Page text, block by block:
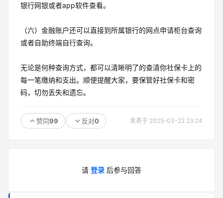
银行网银或者app软件查看。
（六）金融账户还可以直接到所属银行的网点申请柜台查询
或者自助终端自行查询。
无论是何种查询方式，都可以清晰明了的查清你社保卡上的
每一笔缴纳和支出。顺便提醒大家，要保管好社保卡和密
码，切勿丢失和遗忘。
赞同99 反对0 发表于 2025-03-22 23:24
请 登录 后参与回答